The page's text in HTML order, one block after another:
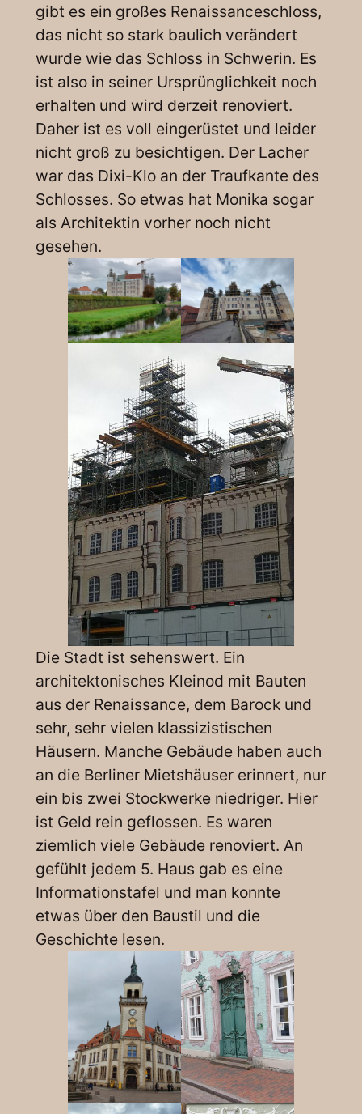
gibt es ein großes Renaissanceschloss,
das nicht so stark baulich verändert
wurde wie das Schloss in Schwerin. Es
ist also in seiner Ursprünglichkeit noch
erhalten und wird derzeit renoviert.
Daher ist es voll eingerüstet und leider
nicht groß zu besichtigen. Der Lacher
war das Dixi-Klo an der Traufkante des
Schlosses. So etwas hat Monika sogar
als Architektin vorher noch nicht
gesehen.
Die Stadt ist sehenswert. Ein
architektonisches Kleinod mit Bauten
aus der Renaissance, dem Barock und
sehr, sehr vielen klassizistischen
Häusern. Manche Gebäude haben auch
an die Berliner Mietshäuser erinnert, nur
ein bis zwei Stockwerke niedriger. Hier
ist Geld rein geflossen. Es waren
ziemlich viele Gebäude renoviert. An
gefühlt jedem 5. Haus gab es eine
Informationstafel und man konnte
etwas über den Baustil und die
Geschichte lesen.